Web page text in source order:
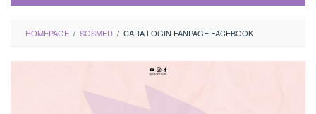
HOMEPAGE / SOSMED / CARA LOGIN FANPAGE FACEBOOK